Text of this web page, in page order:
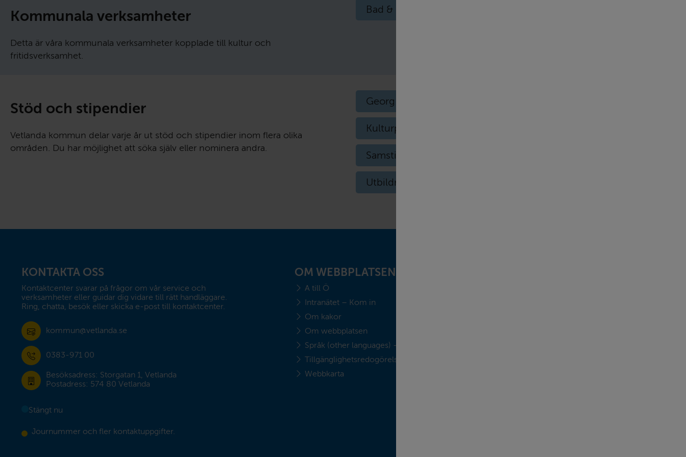
Kommunala verksam­heter
Detta är våra kommunala verksamheter kopplade till kultur och
fritidsverksamhet.
Bad & Gym
Stöd och stipendier
Vetlanda kommun delar varje år ut stöd och stipendier inom flera olika
områden. Du har möjlighet att söka själv eller nominera andra.
Georg Selanders donationsstiftelse
Kulturpris
Samstiftelsen för social hjälpverksamhet
Utbildningsstipendium inom kultur
KONTAKTA OSS
Kontaktcenter svarar på frågor om vår service och
verksamheter eller guidar dig vidare till rätt handläggare.
Ring, chatta, besök eller skicka e-post till kontaktcenter.
kommun@vetlanda.se
0383-971 00
Besöksadress: Storgatan 1, Vetlanda
Postadress: 574 80 Vetlanda
Stängt nu
Journummer och fler kontaktuppgifter.
OM WEBBPLATSEN
A till Ö
Intranätet – Kom in
Om kakor
Om webbplatsen
Språk (other languages) - translate
Tillgänglighetsredogörelse
Webbkarta